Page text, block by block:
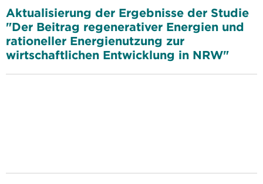
Aktualisierung der Ergebnisse der Studie
"Der Beitrag regenerativer Energien und
rationeller Energienutzung zur
wirtschaftlichen Entwicklung in NRW"